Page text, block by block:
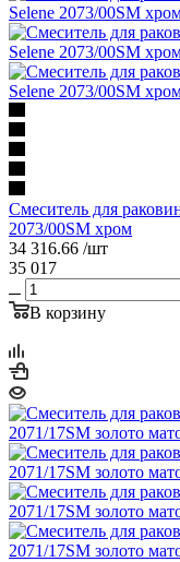
Смеситель для
2073/00SM хром
34 316.66 /шт
35 017
В корзину